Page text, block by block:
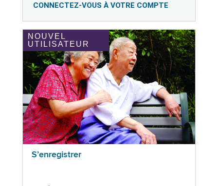
CONNECTEZ-VOUS À VOTRE COMPTE
NOUVEL
UTILISATEUR
S’enregistrer